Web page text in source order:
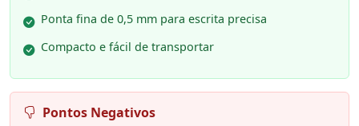
Ponta fina de 0,5 mm para escrita precisa
Compacto e fácil de transportar
Pontos Negativos